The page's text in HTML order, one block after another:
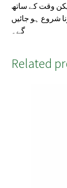
وقت کے ساتھ
شروع ہو جائیں
گے۔
Related